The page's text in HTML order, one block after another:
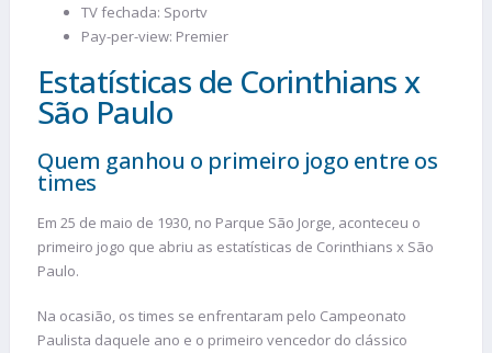
TV fechada: Sportv
Pay-per-view: Premier
Estatísticas de Corinthians x
São Paulo
Quem ganhou o primeiro jogo entre os
times
Em 25 de maio de 1930, no Parque São Jorge, aconteceu o
primeiro jogo que abriu as estatísticas de Corinthians x São
Paulo.
Na ocasião, os times se enfrentaram pelo Campeonato
Paulista daquele ano e o primeiro vencedor do clássico